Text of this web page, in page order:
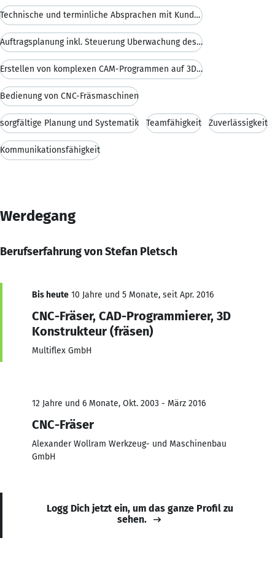
Technische und terminliche Absprachen mit Kunden und Lieferanten
Auftragsplanung inkl. Steuerung Überwachung des Materialflusses und Kapazitäten
Erstellen von komplexen CAM-Programmen auf 3D-Datenbasis mit SolidCam und CAMWorks
Bedienung von CNC-Fräsmaschinen
sorgfältige Planung und Systematik Teamfähigkeit Zuverlässigkeit
Kommunikationsfähigkeit
Werdegang
Berufserfahrung von Stefan Pletsch
Bis heute 10 Jahre und 5 Monate, seit Apr. 2016
CNC-Fräser, CAD-Programmierer, 3D
Konstrukteur (fräsen)
Multiflex GmbH
12 Jahre und 6 Monate, Okt. 2003 - März 2016
CNC-Fräser
Alexander Wollram Werkzeug- und Maschinenbau
GmbH
Logg Dich jetzt ein, um das ganze Profil zu
sehen.